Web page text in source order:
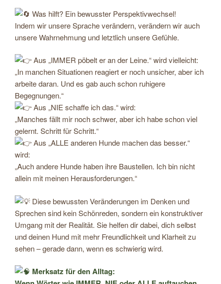
Was hilft? Ein bewusster Perspektivwechsel!
Indem wir unsere Sprache verändern, verändern wir auch
unsere Wahrnehmung und letztlich unsere Gefühle.
Aus „IMMER pöbelt er an der Leine.“ wird vielleicht:
„In manchen Situationen reagiert er noch unsicher, aber ich
arbeite daran. Und es gab auch schon ruhigere
Begegnungen.“
Aus „NIE schaffe ich das.“ wird:
„Manches fällt mir noch schwer, aber ich habe schon viel
gelernt. Schritt für Schritt.“
Aus „ALLE anderen Hunde machen das besser.“
wird:
„Auch andere Hunde haben ihre Baustellen. Ich bin nicht
allein mit meinen Herausforderungen.“
Diese bewussten Veränderungen im Denken und
Sprechen sind kein Schönreden, sondern ein konstruktiver
Umgang mit der Realität. Sie helfen dir dabei, dich selbst
und deinen Hund mit mehr Freundlichkeit und Klarheit zu
sehen – gerade dann, wenn es schwierig wird.
Merksatz für den Alltag: